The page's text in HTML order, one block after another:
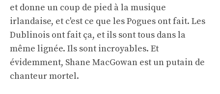
et donne un coup de pied à la musique
irlandaise, et c'est ce que les Pogues ont fait. Les
Dublinois ont fait ça, et ils sont tous dans la
même lignée. Ils sont incroyables. Et
évidemment, Shane MacGowan est un putain de
chanteur mortel.